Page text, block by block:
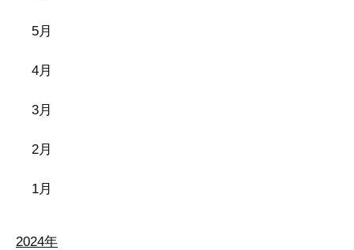
5月
4月
3月
2月
1月
2024年